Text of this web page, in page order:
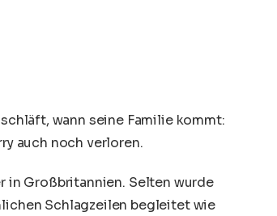
wann seine Familie kommt:
auch noch verloren.
in Großbritannien. Selten wurde
Schlagzeilen begleitet wie